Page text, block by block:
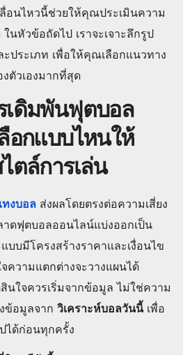
อนไหวนี้ช่วยให้คุณประเมินความ
นหัวข้อถัดไป เราจะเจาะลึกรูป
ประเภท เพื่อให้คุณเลือกแนวทาง
ตัวเองมากที่สุด
เดิมพันฟุตบอล
อกแบบไหนให้
ตล์การเล่น
ทงบอล ส่งผลโดยตรงต่อความเสี่ยง
ดฟุตบอลออนไลน์แบ่งออกเป็น
บบมีโครงสร้างราคาและเงื่อนไข
ความแตกต่างจะวางแผนได้
นใจควรเริ่มจากข้อมูล ไม่ใช่ความ
ข้อมูลจาก วิเคราะห์บอลวันนี้เพื่อ
ได้ก่อนทุกครั้ง